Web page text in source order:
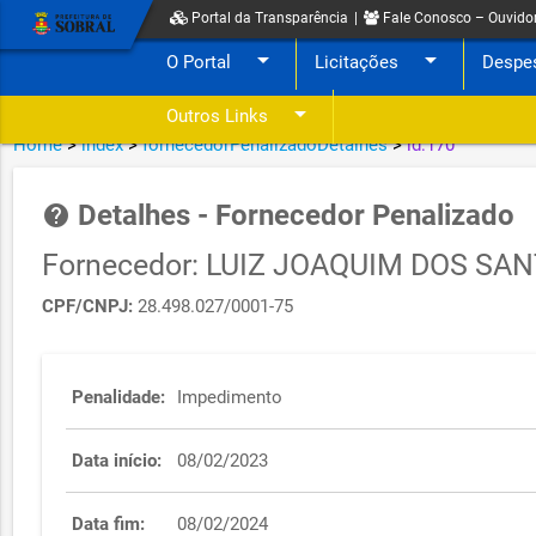
Portal da Transparência Fale Conosco –
O Portal arrow_drop_down Licitações arrow_drop_down
Outros Links arrow_drop_down
Home>index>fornecedorPenalizadoDetalhes>id:170
help Detalhes - Fornecedor Penalizado
Fornecedor: LUIZ JOAQUIM DOS
CPF/CNPJ: 28.498.027/0001-75
Penalidade: Impedimento
Data início: 08/02/2023
Data fim: 08/02/2024